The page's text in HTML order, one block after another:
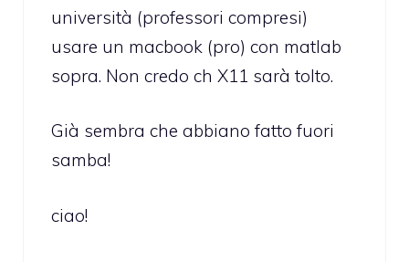
università (professori compresi)
usare un macbook (pro) con matlab
sopra. Non credo ch X11 sarà tolto.
Già sembra che abbiano fatto fuori
samba!
ciao!